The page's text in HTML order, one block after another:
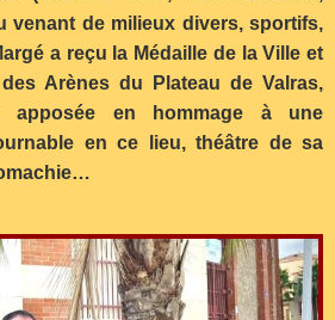
venant de milieux divers, sportifs,
a reçu la Médaille de la Ville et
Arènes du Plateau de Valras,
en hommage à une
en ce lieu, théâtre de sa